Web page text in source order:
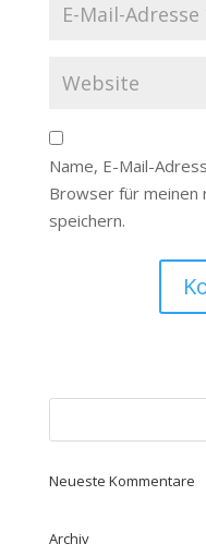
Name, E-Mail-
Browser für meinen
speichern.
Neueste Kommentare
Archiv